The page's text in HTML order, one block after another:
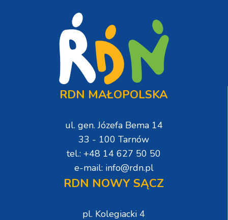
RDN MAŁOPOLSKA
ul. gen. Józefa Bema 14
33 - 100 Tarnów
tel.: +48 14 627 50 50
e-mail: info@rdn.pl
RDN NOWY SĄCZ
pl. Kolegiacki 4